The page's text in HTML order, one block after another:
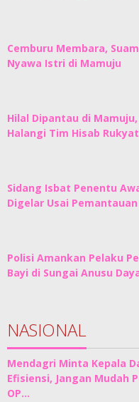
Cemburu Membara,
Nyawa Istri di Mamuju
Hilal Dipantau di
Halangi Tim Hisab
Sidang Isbat Penentu
Digelar Usai
Polisi Amankan Pelaku
Bayi di Sungai Anusu
NASIONAL
Mendagri Minta Kepala
Efisiensi, Jangan Mudah
OP…